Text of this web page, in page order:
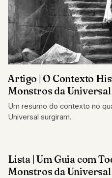
Artigo | O Contexto
Monstros da Universal
Um resumo do contexto no
Universal surgiram.
ARTIGOS
Lista | Um Guia com
Monstros da Universal